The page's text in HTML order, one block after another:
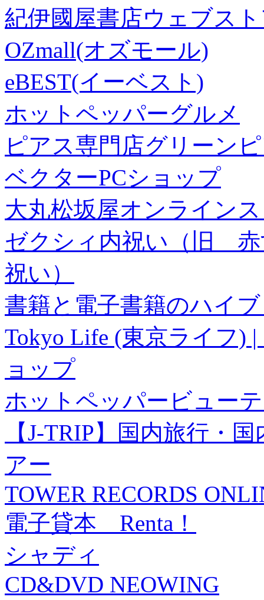
紀伊國屋書店ウェブス
OZmall(オズモール)
eBEST(イーベスト)
ホットペッパーグルメ
ピアス専門店グリーン
ベクターPCショップ
大丸松坂屋オンライン
ゼクシィ内祝い（旧 赤
祝い）
書籍と電子書籍のハイ
Tokyo Life (東京ライフ)
ョップ
ホットペッパービュー
【J-TRIP】国内旅行・
アー
TOWER RECORDS
電子貸本 Renta！
シャディ
CD&DVD NEOWING